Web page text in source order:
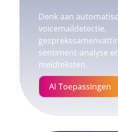
Denk aan
voicemaildetectie,
sentiment-analyse
meldteksten.
AI Toepassingen